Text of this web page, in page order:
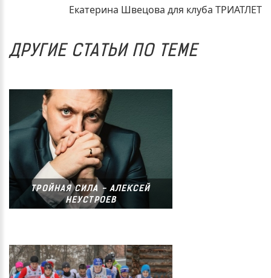
Екатерина Швецова для клуба ТРИАТЛЕТ
ДРУГИЕ СТАТЬИ ПО ТЕМЕ
ТРОЙНАЯ СИЛА - АЛЕКСЕЙ
НЕУСТРОЕВ